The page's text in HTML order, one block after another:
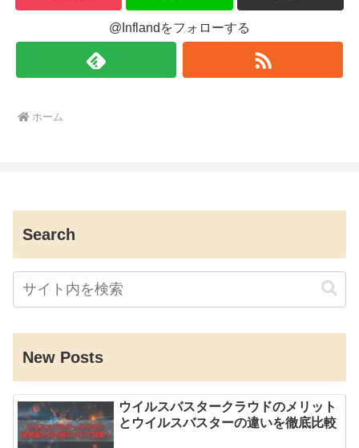
@Inflandをフォローする
ホーム
Search
New Posts
ウイルスバスタークラウドのメリット
とウイルスバスターの違いを徹底比較